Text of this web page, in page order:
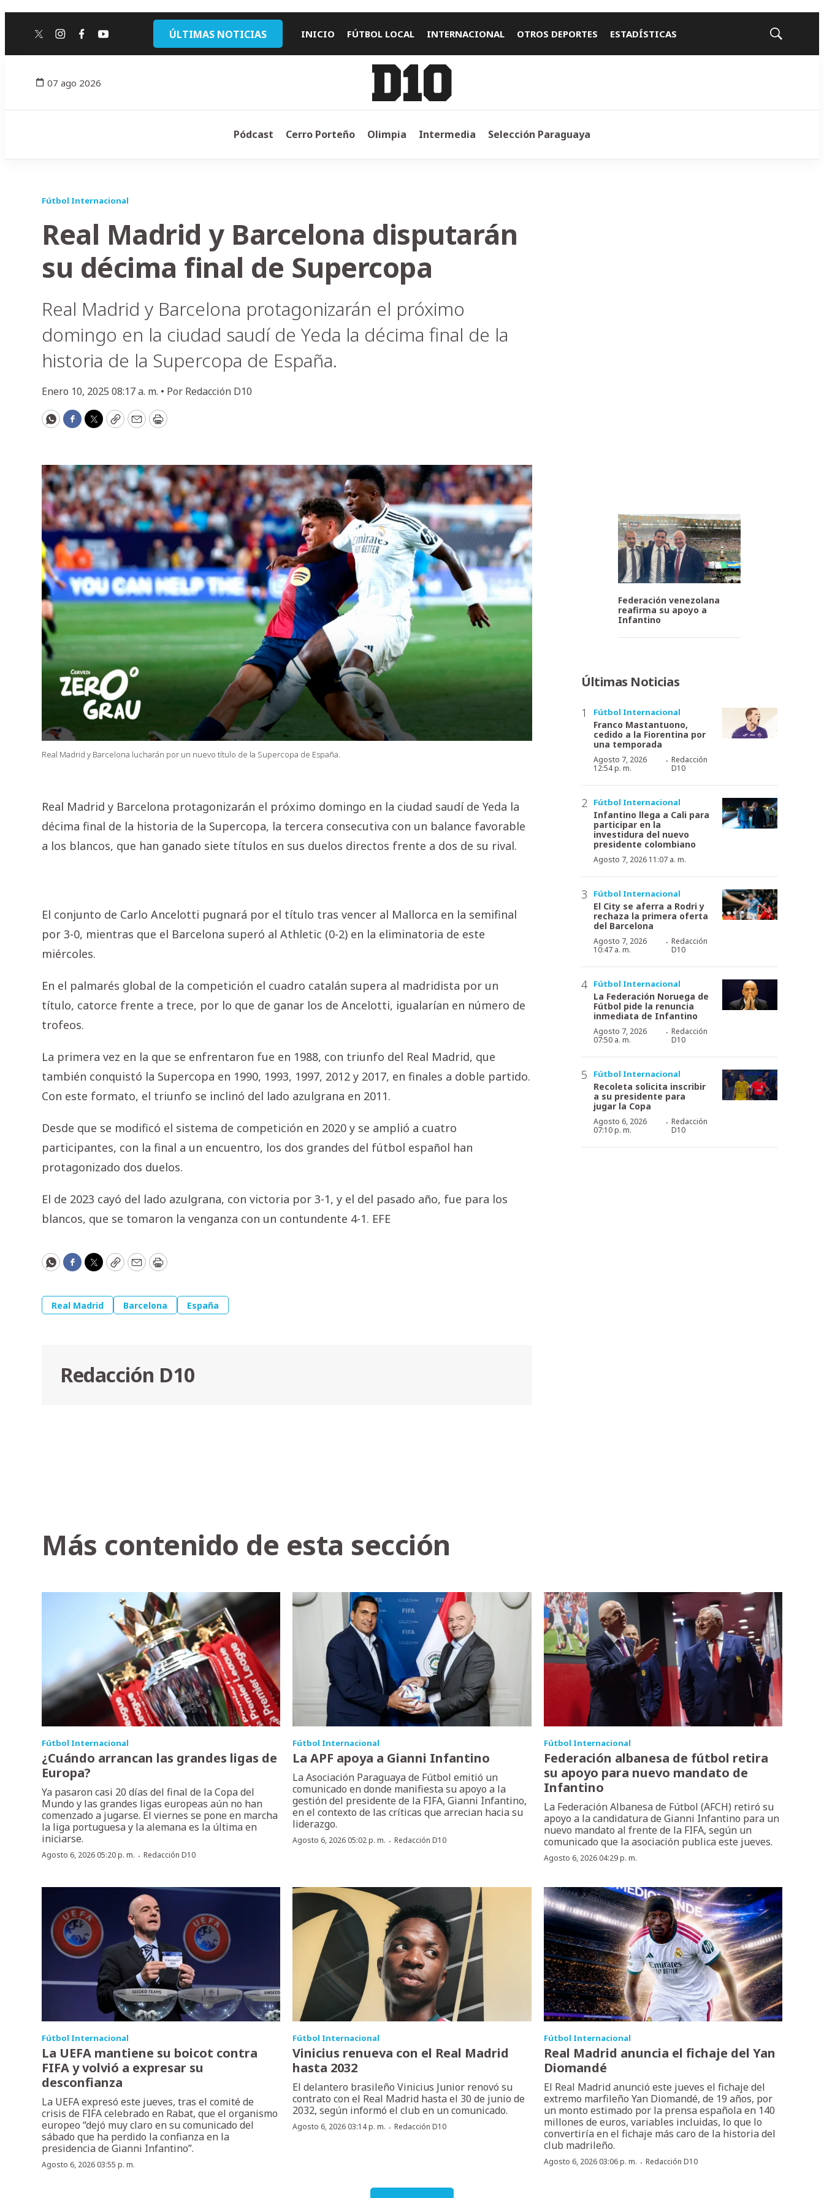
twitterinstagram
facebook
youtube ÚLTIMAS NOTICIAS INICIO FÚTBOL LOCAL INTERNACIONAL OTROS DEPORTES ESTADÍSTICAS
Mostrar
07 ago 2026
Pódcast Cerro Porteño Olimpia Intermedia Selección Paraguaya
Fútbol Internacional
Real Madrid y Barcelona disputarán
su décima final de Supercopa
Real Madrid y Barcelona protagonizarán el próximo
domingo en la ciudad saudí de Yeda la décima final de la
historia de la Supercopa de España.
Enero 10, 2025 08:17 a. m. • Por Redacción D10
WhatsApp
Facebook
Twitter
CopyEmailPrint
Real Madrid y Barcelona lucharán por un nuevo título de la Supercopa de España.
Real Madrid y Barcelona protagonizarán el próximo domingo en la ciudad saudí de Yeda la
décima final de la historia de la Supercopa, la tercera consecutiva con un balance favorable
a los blancos, que han ganado siete títulos en sus duelos directos frente a dos de su rival.
El conjunto de Carlo Ancelotti pugnará por el título tras vencer al Mallorca en la semifinal
por 3-0, mientras que el Barcelona superó al Athletic (0-2) en la eliminatoria de este
miércoles.
En el palmarés global de la competición el cuadro catalán supera al madridista por un
título, catorce frente a trece, por lo que de ganar los de Ancelotti, igualarían en número de
trofeos.
La primera vez en la que se enfrentaron fue en 1988, con triunfo del Real Madrid, que
también conquistó la Supercopa en 1990, 1993, 1997, 2012 y 2017, en finales a doble partido.
Con este formato, el triunfo se inclinó del lado azulgrana en 2011.
Desde que se modificó el sistema de competición en 2020 y se amplió a cuatro
participantes, con la final a un encuentro, los dos grandes del fútbol español han
protagonizado dos duelos.
El de 2023 cayó del lado azulgrana, con victoria por 3-1, y el del pasado año, fue para los
blancos, que se tomaron la venganza con un contundente 4-1. EFE
WhatsApp
Facebook
Twitter
CopyEmailPrint
Real Madrid Barcelona España
Redacción D10
Federación venezolana
reafirma su apoyo a
Infantino
Últimas Noticias
Fútbol Internacional
Franco Mastantuono,
cedido a la Fiorentina por
una temporada
Agosto 7, 2026
12:54 p. m.
· Redacción
D10
Fútbol Internacional
Infantino llega a Cali para
participar en la
investidura del nuevo
presidente colombiano
Agosto 7, 2026 11:07 a. m.
Fútbol Internacional
El City se aferra a Rodri y
rechaza la primera oferta
del Barcelona
Agosto 7, 2026
10:47 a. m.
· Redacción
D10
Fútbol Internacional
La Federación Noruega de
Fútbol pide la renuncia
inmediata de Infantino
Agosto 7, 2026
07:50 a. m.
· Redacción
D10
Fútbol Internacional
Recoleta solicita inscribir
a su presidente para
jugar la Copa
Agosto 6, 2026
07:10 p. m.
· Redacción
D10
Más contenido de esta sección
Fútbol Internacional
¿Cuándo arrancan las grandes ligas de
Europa?
Ya pasaron casi 20 días del final de la Copa del
Mundo y las grandes ligas europeas aún no han
comenzado a jugarse. El viernes se pone en marcha
la liga portuguesa y la alemana es la última en
iniciarse.
Agosto 6, 2026 05:20 p. m. · Redacción D10
Fútbol Internacional
La APF apoya a Gianni Infantino
La Asociación Paraguaya de Fútbol emitió un
comunicado en donde manifiesta su apoyo a la
gestión del presidente de la FIFA, Gianni Infantino,
en el contexto de las críticas que arrecian hacia su
liderazgo.
Agosto 6, 2026 05:02 p. m. ·Redacción D10
Fútbol Internacional
Federación albanesa de fútbol retira
su apoyo para nuevo mandato de
Infantino
La Federación Albanesa de Fútbol (AFCH) retiró su
apoyo a la candidatura de Gianni Infantino para un
nuevo mandato al frente de la FIFA, según un
comunicado que la asociación publica este jueves.
Agosto 6, 2026 04:29 p. m.
Fútbol Internacional
La UEFA mantiene su boicot contra
FIFA y volvió a expresar su
desconfianza
La UEFA expresó este jueves, tras el comité de
crisis de FIFA celebrado en Rabat, que el organismo
europeo “dejó muy claro en su comunicado del
sábado que ha perdido la confianza en la
presidencia de Gianni Infantino”.
Agosto 6, 2026 03:55 p. m.
Fútbol Internacional
Vinicius renueva con el Real Madrid
hasta 2032
El delantero brasileño Vinicius Junior renovó su
contrato con el Real Madrid hasta el 30 de junio de
2032, según informó el club en un comunicado.
Agosto 6, 2026 03:14 p. m. ·Redacción D10
Fútbol Internacional
Real Madrid anuncia el fichaje del Yan
Diomandé
El Real Madrid anunció este jueves el fichaje del
extremo marfileño Yan Diomandé, de 19 años, por
un monto estimado por la prensa española en 140
millones de euros, variables incluidas, lo que lo
convertiría en el fichaje más caro de la historia del
club madrileño.
Agosto 6, 2026 03:06 p. m. · Redacción D10